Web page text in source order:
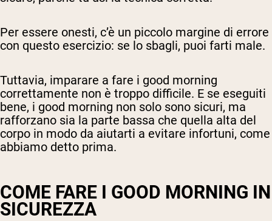
Per essere onesti, c’è un piccolo margine di errore
con questo esercizio: se lo sbagli, puoi farti male.
Tuttavia, imparare a fare i good morning
correttamente non è troppo difficile. E se eseguiti
bene, i good morning non solo sono sicuri, ma
rafforzano sia la parte bassa che quella alta del
corpo in modo da aiutarti a evitare infortuni, come
abbiamo detto prima.
COME FARE I GOOD MORNING IN
SICUREZZA